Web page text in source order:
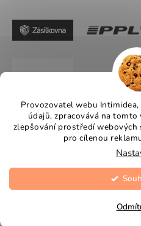
Provozovatel webu
údajů, zpracovává na
zlepšování prostředí
pro cílenou
Intimidea .
Upravit